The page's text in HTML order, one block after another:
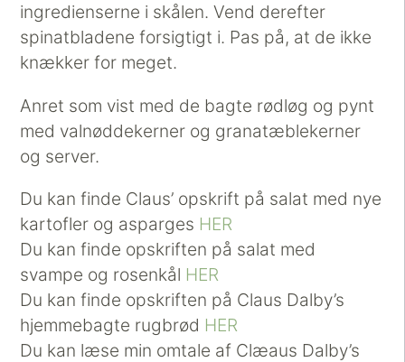
ingredienserne i skålen. Vend derefter
spinatbladene forsigtigt i. Pas på, at de ikke
knækker for meget.
Anret som vist med de bagte rødløg og pynt
med valnøddekerner og granatæblekerner
og server.
Du kan finde Claus’ opskrift på salat med nye
kartofler og asparges HER
Du kan finde opskriften på salat med
svampe og rosenkål HER
Du kan finde opskriften på Claus Dalby’s
hjemmebagte rugbrød HER
Du kan læse min omtale af Clæaus Dalby’s